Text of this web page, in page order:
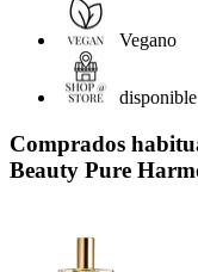
Vegano
Comprados
Beauty Pure